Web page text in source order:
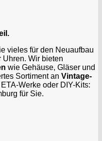
vieles für den Neuaufbau
Uhren. Wir bieten
wie Gehäuse, Gläser und
Sortiment an Vintage-
Werke oder DIY-Kits:
für Sie.